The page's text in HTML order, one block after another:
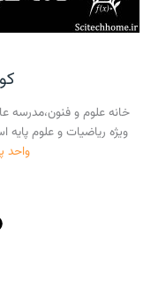
خانه علوم و فنون،مدرسه
ویژه ریاضیات و علوم
واحد